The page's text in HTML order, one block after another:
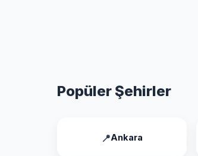
Popüler Şehirler
Ankara